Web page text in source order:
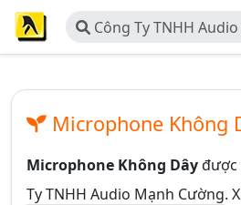
Công Ty TNHH
Cường
Microphone Không
Microphone Không Dâyđược
Ty TNHH Audio Mạnh Cường.